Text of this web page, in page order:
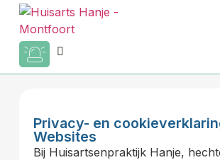
Privacy- en
Websites
Bij Huisartsenpraktijk Hanje,